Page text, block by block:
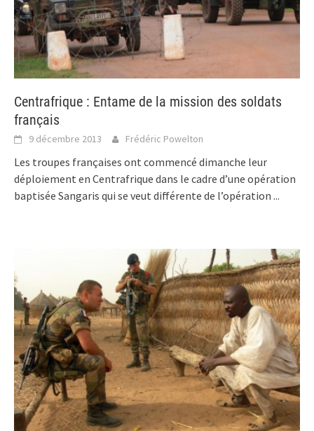
Centrafrique : Entame de la mission des soldats
français
9 décembre 2013 Frédéric Powelton
Les troupes françaises ont commencé dimanche leur
déploiement en Centrafrique dans le cadre d’une opération
baptisée Sangaris qui se veut différente de l’opération ...